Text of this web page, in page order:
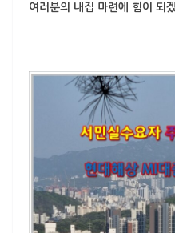
여러분의 내집 마련에 힘이 되